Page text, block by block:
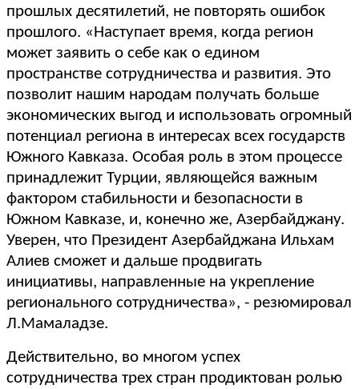
прошлых десятилетий, не повторять ошибок
прошлого. «Наступает время, когда регион
может заявить о себе как о едином
пространстве сотрудничества и развития. Это
позволит нашим народам получать больше
экономических выгод и использовать огромный
потенциал региона в интересах всех государств
Южного Кавказа. Особая роль в этом процессе
принадлежит Турции, являющейся важным
фактором стабильности и безопасности в
Южном Кавказе, и, конечно же, Азербайджану.
Уверен, что Президент Азербайджана Ильхам
Алиев сможет и дальше продвигать
инициативы, направленные на укрепление
регионального сотрудничества», - резюмировал
Л.Мамаладзе.
Действительно, во многом успех
сотрудничества трех стран продиктован ролью